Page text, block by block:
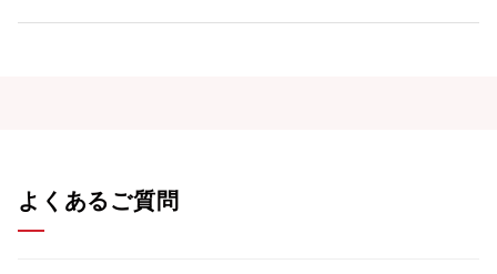
よくあるご質問